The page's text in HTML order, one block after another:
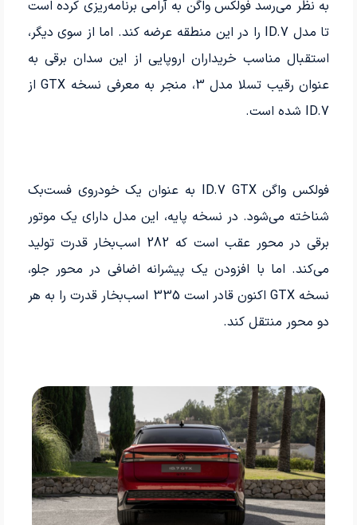
به نظر می‌رسد فولکس واگن به آرامی برنامه‌ریزی کرده است
تا مدل ID.7 را در این منطقه عرضه کند. اما از سوی دیگر،
استقبال مناسب خریداران اروپایی از این سدان برقی به
عنوان رقیب تسلا مدل 3، منجر به معرفی نسخه GTX از
ID.7 شده است.
فولکس واگن ID.7 GTX به عنوان یک خودروی فست‌بک
شناخته می‌شود. در نسخه پایه، این مدل دارای یک موتور
برقی در محور عقب است که 282 اسب‌بخار قدرت تولید
می‌کند. اما با افزودن یک پیشرانه اضافی در محور جلو،
نسخه GTX اکنون قادر است 335 اسب‌بخار قدرت را به هر
دو محور منتقل کند.